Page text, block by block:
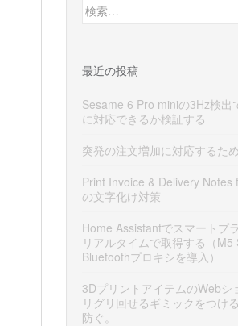
検
索:
最近の投稿
Sesame 6 Pro miniの3Hz検出
に対応できるか検証する
突発の注文増加に対応するた
Print Invoice & Delivery Notes
の文字化け対策
Home Assistantでスマートプ
リアルタイムで取得する（M5
Bluetoothプロキシを導入）
3DプリントアイテムのWebシ
リグリ回せるギミックをつけ
防ぐ。